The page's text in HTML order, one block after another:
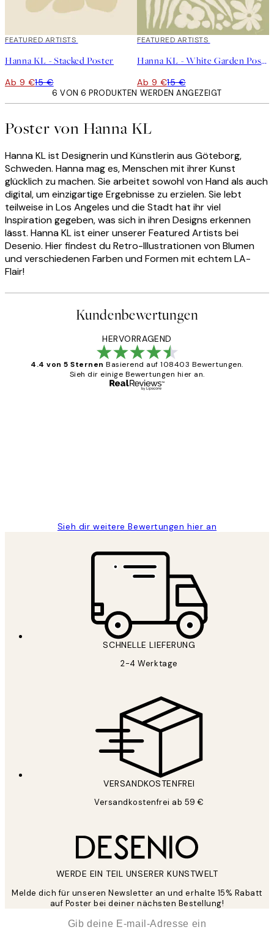
40%*
FEATURED ARTISTS
Hanna KL - Stacked Poster
Ab 9 €15 €
40%*
FEATURED ARTISTS
Hanna KL - White Garden Poster
Ab 9 €15 €
6 VON 6 PRODUKTEN WERDEN ANGEZEIGT
Poster von Hanna KL
Hanna KL ist Designerin und Künstlerin aus Göteborg,
Schweden. Hanna mag es, Menschen mit ihrer Kunst
glücklich zu machen. Sie arbeitet sowohl von Hand als auch
digital, um einzigartige Ergebnisse zu erzielen. Sie lebt
teilweise in Los Angeles und die Stadt hat ihr viel
Inspiration gegeben, was sich in ihren Designs erkennen
lässt. Hanna KL ist einer unserer Featured Artists bei
Desenio. Hier findest du Retro-Illustrationen von Blumen
und verschiedenen Farben und Formen mit echtem LA-
Flair!
Kundenbewertungen
HERVORRAGEND
4.4 von 5 Sternen Basierend auf 108403 Bewertungen.
Sieh dir einige Bewertungen hier an.
Sieh dir weitere Bewertungen hier an
SCHNELLE LIEFERUNG
2-4 Werktage
VERSANDKOSTENFREI
Versandkostenfrei ab 59 €
WERDE EIN TEIL UNSERER KUNSTWELT
Melde dich für unseren Newsletter an und erhalte 15% Rabatt
auf Poster bei deiner nächsten Bestellung!